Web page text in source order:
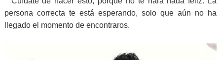
persona correcta te está esperando, solo que aún no ha
llegado el momento de encontraros.